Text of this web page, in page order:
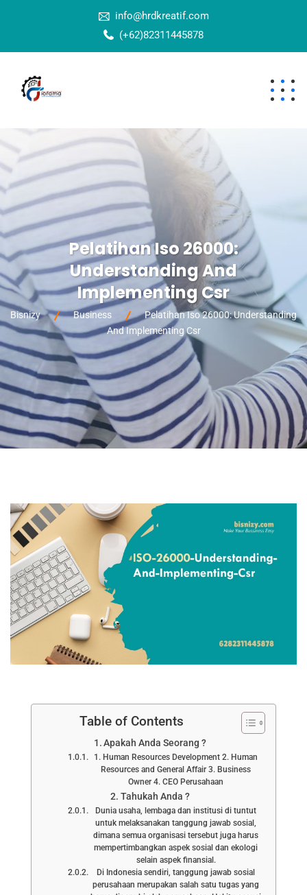
info@hrdkreatif.com
(+62)82311445878
Pelatihan Iso 26000:
Understanding And
Implementing Csr
Bisnizy Business
Pelatihan Iso 26000: Understanding
And Implementing Csr
Table of Contents
Apakah Anda Seorang ?
1. Human Resources Development 2. Human
Resources and General Affair 3. Business
Owner 4. CEO Perusahaan
Tahukah Anda ?
Dunia usaha, lembaga dan institusi di tuntut
untuk melaksanakan tanggung jawab sosial,
dimana semua organisasi tersebut juga harus
mempertimbangkan aspek sosial dan ekologi
selain aspek finansial.
Di Indonesia sendiri, tanggung jawab sosial
perusahaan merupakan salah satu tugas yang